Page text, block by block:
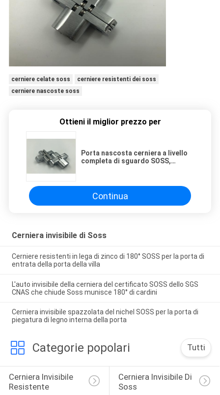
cerniere celate soss
cerniere resistenti dei soss
cerniere nascoste soss
Ottieni il miglior prezzo per
Porta nascosta cerniera a livello
completa di sguardo SOSS,
Continua
Cerniera invisibile di Soss
Cerniere resistenti in lega di zinco di 180° SOSS per la porta di
entrata della porta della villa
L'auto invisibile della cerniera del certificato SOSS dello SGS
CNAS che chiude Soss munisce 180° di cardini
Cerniera invisibile spazzolata del nichel SOSS per la porta di
piegatura di legno interna della porta
Categorie popolari Tutti
Cerniera Invisibile
Resistente
Cerniera Invisibile Di
Soss